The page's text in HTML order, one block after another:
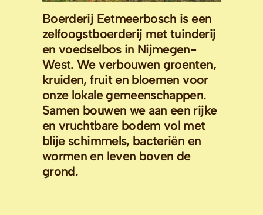
Boerderij Eetmeerbosch is een
zelfoogstboerderij met tuinderij
en voedselbos in Nijmegen-
West. We verbouwen groenten,
kruiden, fruit en bloemen voor
onze lokale gemeenschappen.
Samen bouwen we aan een rijke
en vruchtbare bodem vol met
blije schimmels, bacteriën en
wormen en leven boven de
grond.